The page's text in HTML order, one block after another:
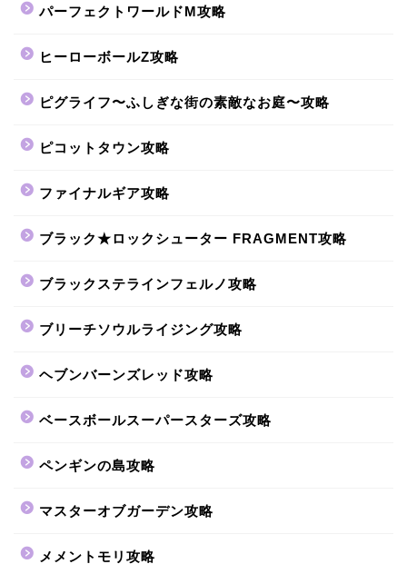
パーフェクトワールドM攻略
ヒーローボールZ攻略
ピグライフ〜ふしぎな街の素敵なお庭〜攻略
ピコットタウン攻略
ファイナルギア攻略
ブラック★ロックシューター FRAGMENT攻略
ブラックステラインフェルノ攻略
ブリーチソウルライジング攻略
ヘブンバーンズレッド攻略
ベースボールスーパースターズ攻略
ペンギンの島攻略
マスターオブガーデン攻略
メメントモリ攻略